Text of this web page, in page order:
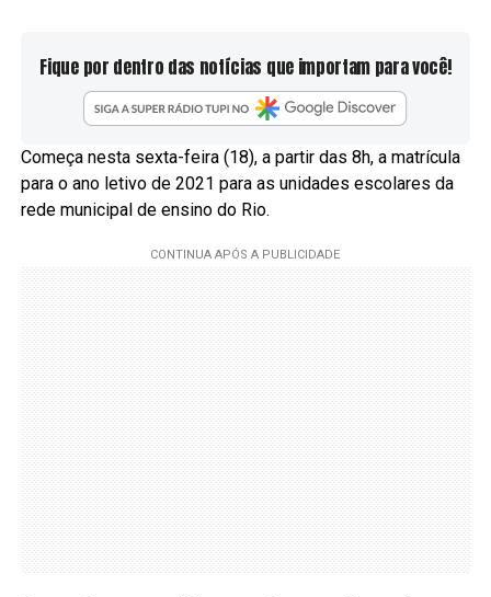
Fique por dentro das notícias que importam para você!
Começa nesta sexta-feira (18), a partir das 8h, a matrícula
para o ano letivo de 2021 para as unidades escolares da
rede municipal de ensino do Rio.